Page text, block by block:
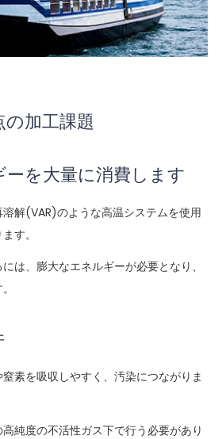
加工課題
を大量に消費します
解(VAR)のような高温システムを使用
す。
は、膨大なエネルギーが必要となり、
素を吸収しやすく、汚染につながりま
純度の不活性ガス下で行う必要があり